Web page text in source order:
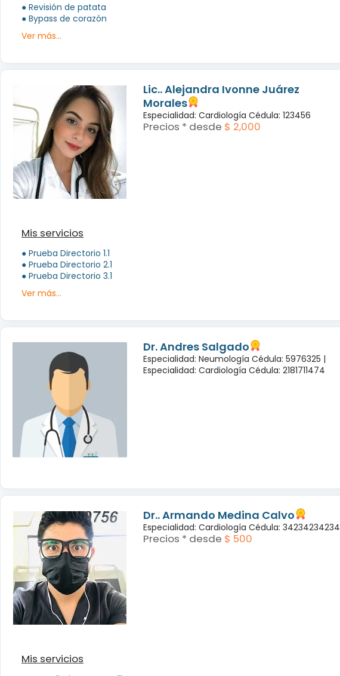
● Revisión de patata
● Bypass de corazón
Ver más...
Lic.. Alejandra Ivonne Juárez
Morales
Especialidad: Cardiología Cédula: 123456
Precios * desde $ 2,000
Mis servicios
● Prueba Directorio 1.1
● Prueba Directorio 2.1
● Prueba Directorio 3.1
Ver más...
Dr. Andres Salgado
Especialidad: Neumología Cédula: 5976325 |
Especialidad: Cardiología Cédula: 2181711474
Dr.. Armando Medina Calvo
Especialidad: Cardiología Cédula: 34234234234
Precios * desde $ 500
Mis servicios